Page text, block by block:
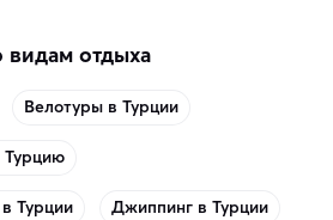
отдыха
Велотуры в Турции
Турции Джиппинг в Турции